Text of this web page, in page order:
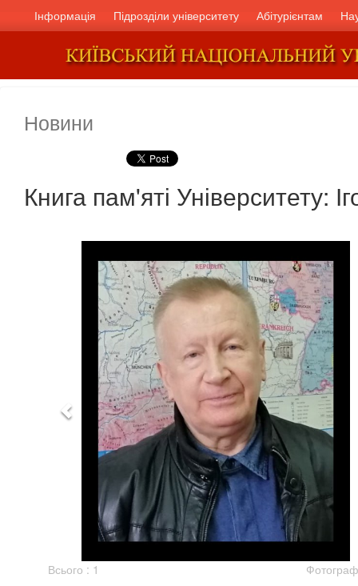
Інформація Підрозділи університету Абітурієнтам
Новини
Книга пам'яті Університету:
Всього : 1